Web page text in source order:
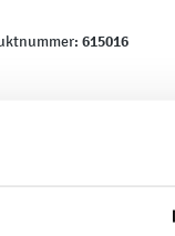
615016
59,90 €